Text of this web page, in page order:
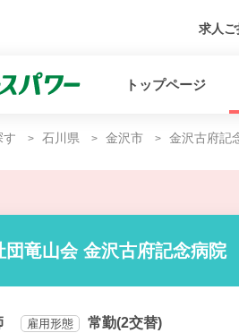
求人
トップページ
す 石川県 金沢市 金沢古府記
団竜山会 金沢古府記念病院
雇用形態 常勤(2交替)